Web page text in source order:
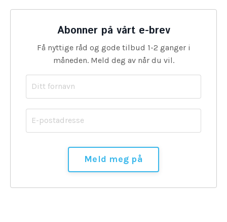
Abonner på vårt e-brev
Få nyttige råd og gode tilbud 1-2 ganger i
måneden. Meld deg av når du vil.